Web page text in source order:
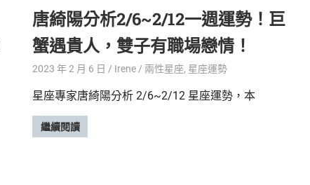
唐綺陽分析2/6~2/12一週運勢！巨
蟹遇貴人，雙子有職場戀情！
2023 年 2 月 6 日 Irene 兩性星座, 星座運勢
星座專家唐綺陽分析 2/6~2/12 星座運勢，本
繼續閱讀